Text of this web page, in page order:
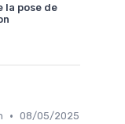
la pose de
• 08/05/2025